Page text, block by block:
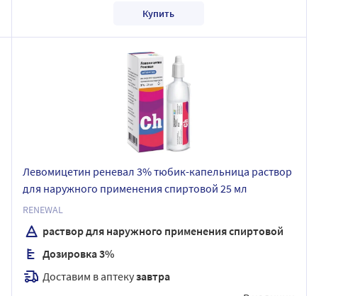
Купить
Левомицетин реневал 3% тюбик-капельница раствор
для наружного применения спиртовой 25 мл
RENEWAL
раствор для наружного применения спиртовой
Дозировка 3%
Доставим в аптекузавтра